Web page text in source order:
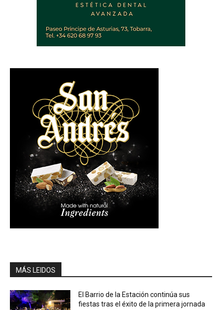
MÁS LEIDOS
El Barrio de la Estación continúa sus
fiestas tras el éxito de la primera jornada